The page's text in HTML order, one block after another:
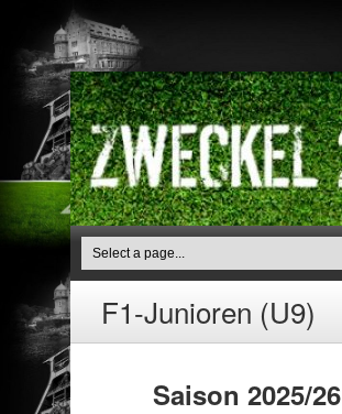
F1-Junioren (U9)
Saison 2025/26